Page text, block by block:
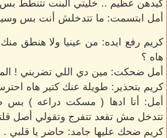
كيدهن عظيم .. خليتي البنت تتنطط بس
أمل ابتسمت: ما تتدخلش أنت بس
كريم رفع ايده: من عينيا ولا هنطق
هاه ؟
أمل ضحكت: مين دي اللي تضربني !
كريم بتحذير: طويلة عنك كتير هاه
أمل: أنا ادها ( مسكت دراعه ) بس
تتدخل مش تقعد تتفرج وتقولي أصل
كريم ضحك عليها جامد: حاضر يا قلبي .